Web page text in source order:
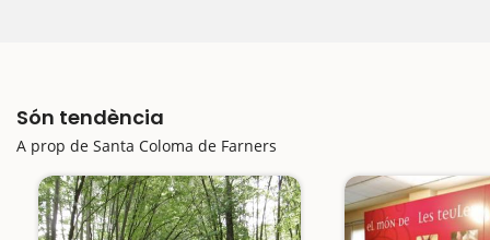
Són tendència
A prop de Santa Coloma de Farners